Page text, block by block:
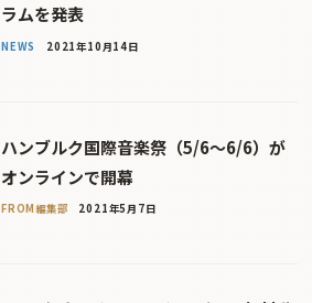
ラムを発表
NEWS 2021年10月14日
ハンブルク国際音楽祭（5/6〜6/6）が
オンラインで開幕
FROM編集部 2021年5月7日